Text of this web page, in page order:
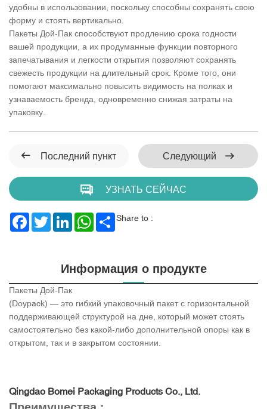
удобны в использовании, поскольку способны сохранять свою
форму и стоять вертикально.
Пакеты Дой-Пак способствуют продлению срока годности
вашей продукции, а их продуманные функции повторного
запечатывания и легкости открытия позволяют сохранять
свежесть продукции на длительный срок. Кроме того, они
помогают максимально повысить видимость на полках и
узнаваемость бренда, одновременно снижая затраты на
упаковку.
Последний пункт Следующий
УЗНАТЬ СЕЙЧАС
Share to :
FacebookTwitterLinkedInWhatsApp
Share
Информация о продукте
Пакеты Дой-Пак
(Doypack) — это гибкий упаковочный пакет с горизонтальной
поддерживающей структурой на дне, который может стоять
самостоятельно без какой-либо дополнительной опоры как в
открытом, так и в закрытом состоянии.
Qingdao Bomei Packaging Products Co., Ltd.